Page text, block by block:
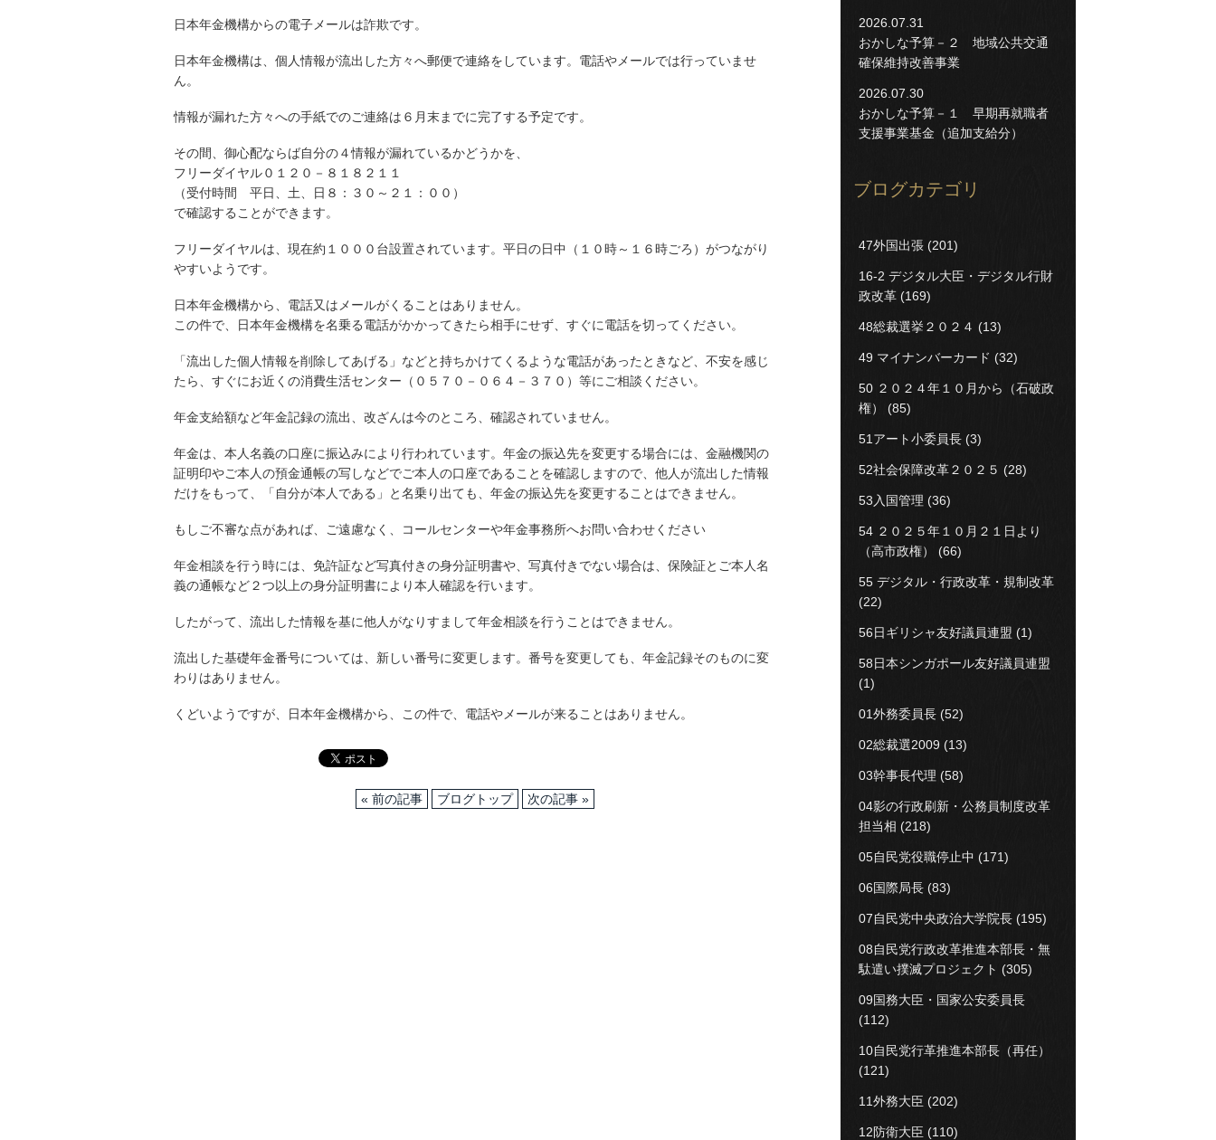
日本年金機構からの電子メールは詐欺です。
日本年金機構は、個人情報が流出した方々へ郵便で連絡をしています。電話やメールでは行っていませ
ん。
情報が漏れた方々への手紙でのご連絡は６月末までに完了する予定です。
その間、御心配ならば自分の４情報が漏れているかどうかを、
フリーダイヤル０１２０－８１８２１１
（受付時間 平日、土、日８：３０～２１：００）
で確認することができます。
フリーダイヤルは、現在約１０００台設置されています。平日の日中（１０時～１６時ごろ）がつながり
やすいようです。
日本年金機構から、電話又はメールがくることはありません。
この件で、日本年金機構を名乗る電話がかかってきたら相手にせず、すぐに電話を切ってください。
「流出した個人情報を削除してあげる」などと持ちかけてくるような電話があったときなど、不安を感じ
たら、すぐにお近くの消費生活センター（０５７０－０６４－３７０）等にご相談ください。
年金支給額など年金記録の流出、改ざんは今のところ、確認されていません。
年金は、本人名義の口座に振込みにより行われています。年金の振込先を変更する場合には、金融機関の
証明印やご本人の預金通帳の写しなどでご本人の口座であることを確認しますので、他人が流出した情報
だけをもって、「自分が本人である」と名乗り出ても、年金の振込先を変更することはできません。
もしご不審な点があれば、ご遠慮なく、コールセンターや年金事務所へお問い合わせください
年金相談を行う時には、免許証など写真付きの身分証明書や、写真付きでない場合は、保険証とご本人名
義の通帳など２つ以上の身分証明書により本人確認を行います。
したがって、流出した情報を基に他人がなりすまして年金相談を行うことはできません。
流出した基礎年金番号については、新しい番号に変更します。番号を変更しても、年金記録そのものに変
わりはありません。
くどいようですが、日本年金機構から、この件で、電話やメールが来ることはありません。
« 前の記事 ブログトップ 次の記事 »
2026.07.31
おかしな予算－２ 地域公共交通
確保維持改善事業
2026.07.30
おかしな予算－１ 早期再就職者
支援事業基金（追加支給分）
ブログカテゴリ
47外国出張 (201)
16-2 デジタル大臣・デジタル行財
政改革 (169)
48総裁選挙２０２４ (13)
49 マイナンバーカード (32)
50 ２０２４年１０月から（石破政
権）
(85)
51アート小委員長 (3)
52社会保障改革２０２５ (28)
53入国管理 (36)
54 ２０２５年１０月２１日より
（高市政権）
(66)
55 デジタル・行政改革・規制改革
(22)
56日ギリシャ友好議員連盟 (1)
58日本シンガポール友好議員連盟
(1)
01外務委員長 (52)
02総裁選2009 (13)
03幹事長代理 (58)
04影の行政刷新・公務員制度改革
担当相 (218)
05自民党役職停止中 (171)
06国際局長 (83)
07自民党中央政治大学院長 (195)
08自民党行政改革推進本部長・無
駄遣い撲滅プロジェクト (305)
09国務大臣・国家公安委員長
(112)
10自民党行革推進本部長（再任）
(121)
11外務大臣 (202)
12防衛大臣 (110)